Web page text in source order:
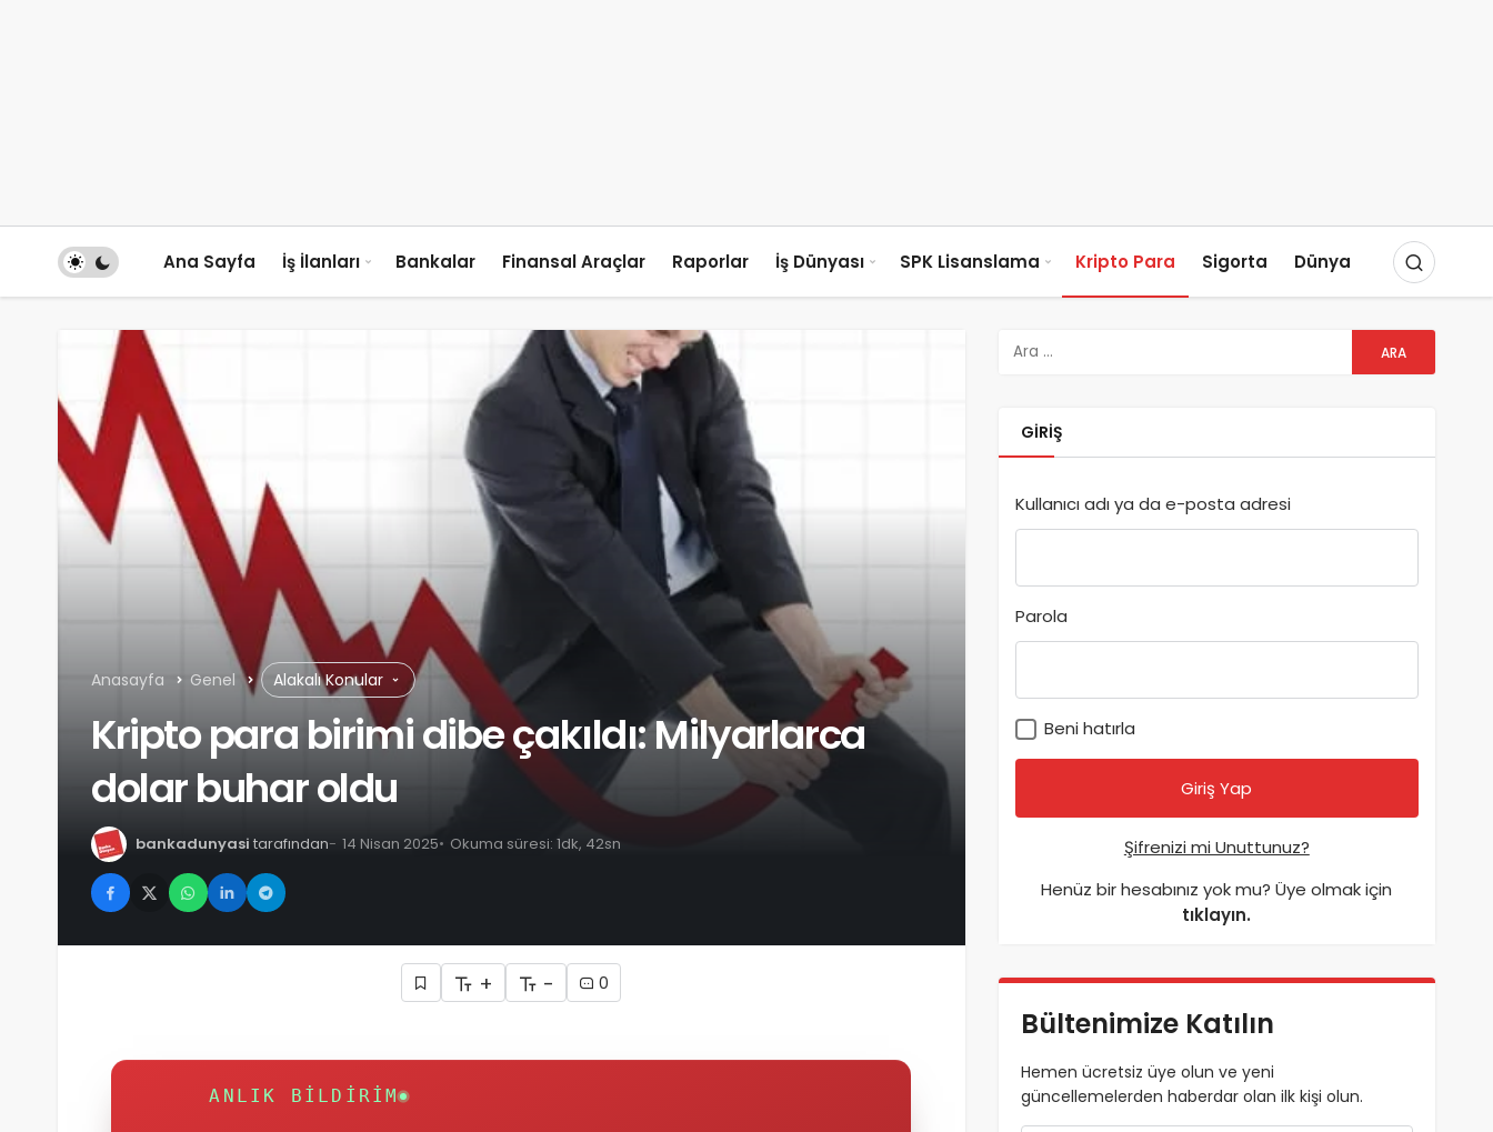
Ana Sayfa İş İlanları Bankalar Finansal Araçlar Raporlar İş Dünyası SPK Lisanslama Kripto Para Sigorta Dünya
Anasayfa Genel Alakalı Konular
Kripto para birimi dibe çakıldı: Milyarlarca
dolar buhar oldu
bankadunyasi tarafından 14 Nisan 2025 Okuma süresi: 1dk, 42sn
+ - 0
ANLIK BILDIRIM
GIRIŞ
Kullanıcı adı ya da e-posta adresi
Parola
Beni hatırla
Şifrenizi mi Unuttunuz?
Henüz bir hesabınız yok mu? Üye olmak için
tıklayın.
Bültenimize Katılın
Hemen ücretsiz üye olun ve yeni
güncellemelerden haberdar olan ilk kişi olun.